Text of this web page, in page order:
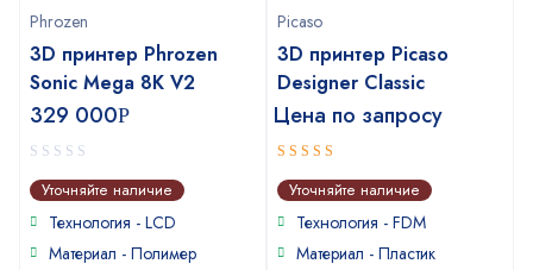
Phrozen
3D принтер Phrozen
Sonic Mega 8K V2
329 000Р
0
out
of
Уточняйте наличие
Технология - LCD
Материал - Полимер
Picaso
3D принтер Picaso
Designer Classic
Цена по запросу
4out of
5Уточняйте наличие
Технология - FDM
Материал - Пластик